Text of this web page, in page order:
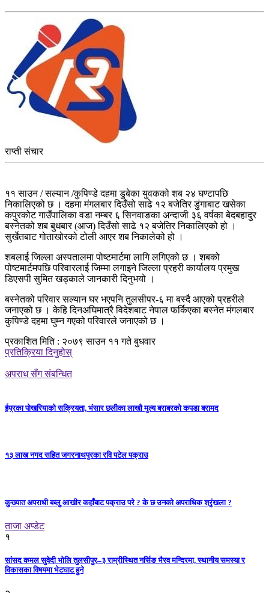
राप्ती संचार
११ साउन / सल्यान /कुपिण्डे दहमा डुबेका युवकको शब २४ घण्टापछि
निकालिएको छ । दहमा मंगलबार दिउँसो साढे १२ बजेतिर डुंगाबाट खसेका
कपुरकोट गाउँपालिका वडा नम्बर ६ सिनवाङका अन्दाजी ३६ वर्षका बेदबहादुर
बस्नेतको शब बुधबार (आज) दिउँसो साढे १२ बजेतिर निकालिएको हो ।
सुर्खेतबाट गोताखोरको टोली आएर शब निकालेको हो ।
शबलाई जिल्ला अस्पतालमा पोष्टमार्टमा लागि लगिएको छ । शबको
पोष्टमार्टमपछि परिवारलाई जिम्मा लगाइने जिल्ला प्रहरी कार्यालय प्रमुख
डिएसपी सुमित खड्काले जानकारी दिनुभयो ।
बस्नेतको परिवार सल्यान घर भएपनि तुलसीपर-६ मा बस्दै आएको प्रहरीले
जनाएको छ । केहि दिनअघिमात्रै विदेशबाट नेपाल फर्किएका बस्नेत मंगलबार
कुपिण्डे दहमा घुम्न गएको परिवारले जनाएको छ ।
प्रकाशित मिति : २०७९ साउन ११ गते बुधवार
प्रतिक्रिया दिनुहोस्
अपराध सँग संबन्धित
ईप्रका पोखरियाको सक्रियता, भंसार छलीका लाखौ मुल्य बराबरको कपडा बरामद
१३ लाख नगद सहित जगरनाथपुरका रवि पटेल पक्राउ
कुख्यात अपराधी बब्लु आखीर कहाँबाट पक्राउ परे ? के छ उनको अपराधिक श्रृंखला ?
ताजा अप्डेट
१
सांसद कमल सुवेदी भोलि तुलसीपुर–३ राम्रीस्थित नर्सिङ भैरव मन्दिरमा, स्थानीय समस्या र
विकासका विषयमा भेटघाट हुने